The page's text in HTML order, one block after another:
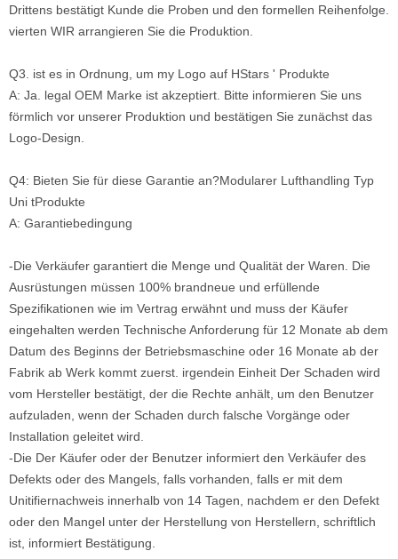
Drittens bestätigt Kunde die Proben und den formellen Reihenfolge.
vierten WIR arrangieren Sie die Produktion.
Q3. ist es in Ordnung, um my Logo auf HStars ' Produkte
A: Ja. legal OEM Marke ist akzeptiert. Bitte informieren Sie uns
förmlich vor unserer Produktion und bestätigen Sie zunächst das
Logo-Design.
Q4: Bieten Sie für diese Garantie an?Modularer Lufthandling Typ
Uni tProdukte
A: Garantiebedingung
-Die Verkäufer garantiert die Menge und Qualität der Waren. Die
Ausrüstungen müssen 100% brandneue und erfüllende
Spezifikationen wie im Vertrag erwähnt und muss der Käufer
eingehalten werden Technische Anforderung für 12 Monate ab dem
Datum des Beginns der Betriebsmaschine oder 16 Monate ab der
Fabrik ab Werk kommt zuerst. irgendein Einheit Der Schaden wird
vom Hersteller bestätigt, der die Rechte anhält, um den Benutzer
aufzuladen, wenn der Schaden durch falsche Vorgänge oder
Installation geleitet wird.
-Die Der Käufer oder der Benutzer informiert den Verkäufer des
Defekts oder des Mangels, falls vorhanden, falls er mit dem
Unitifiernachweis innerhalb von 14 Tagen, nachdem er den Defekt
oder den Mangel unter der Herstellung von Herstellern, schriftlich
ist, informiert Bestätigung.